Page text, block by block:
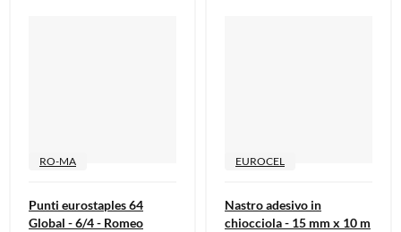
RO-MA
Punti eurostaples 64
Global - 6/4 - Romeo
EUROCEL
Nastro adesivo in
chiocciola - 15 mm x 10 m